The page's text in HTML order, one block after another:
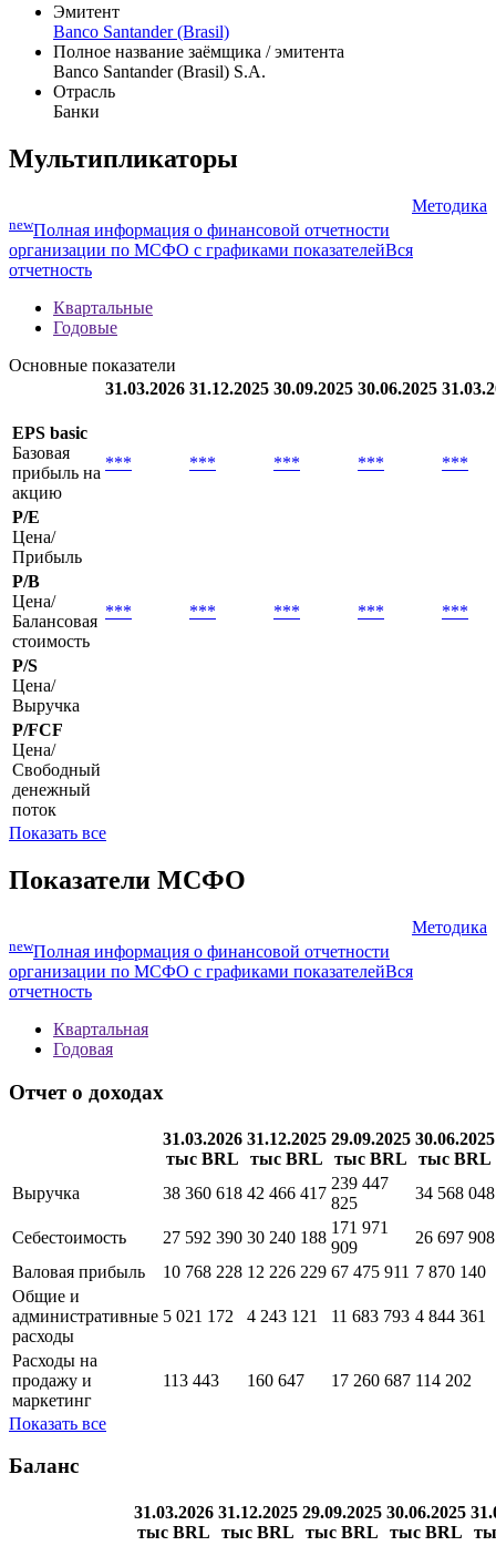
Эмитент
Banco Santander (Brasil)
Полное название заёмщика / эмитента
Banco Santander (Brasil) S.A.
Отрасль
Банки
Мультипликаторы
Методика
newПолная информация о финансовой отчетности
организации по МСФО с графиками показателейВся
отчетность
Квартальные
Годовые
Основные показатели
31.03.2026 31.12.2025 30.09.2025 30.06.2025
EPS basic
Базовая
прибыль на
акцию
*** *** *** *** ***
P/E
Цена/
Прибыль
P/B
Цена/
Балансовая
стоимость
*** *** *** *** ***
P/S
Цена/
Выручка
P/FCF
Цена/
Свободный
денежный
поток
Показать все
Показатели МСФО
Методика
newПолная информация о финансовой отчетности
организации по МСФО с графиками показателейВся
отчетность
Квартальная
Годовая
Отчет о доходах
31.03.2026
тыс BRL
31.12.2025
тыс BRL
29.09.2025
тыс BRL
30.06.2025
тыс BRL
Выручка
38 360 618 42 466 417
239 447
825
34 568 048
Себестоимость 27 592 390 30 240 188
171 971
909
26 697 908
Валовая прибыль
10 768 228 12 226 229 67 475 911 7 870 140
Общие и
административные
расходы
5 021 172 4 243 121 11 683 793 4 844 361
Расходы на
продажу и
маркетинг
113 443 160 647 17 260 687 114 202
Показать все
Баланс
31.03.2026
тыс BRL
31.12.2025
тыс BRL
29.09.2025
тыс BRL
30.06.2025
тыс BRL